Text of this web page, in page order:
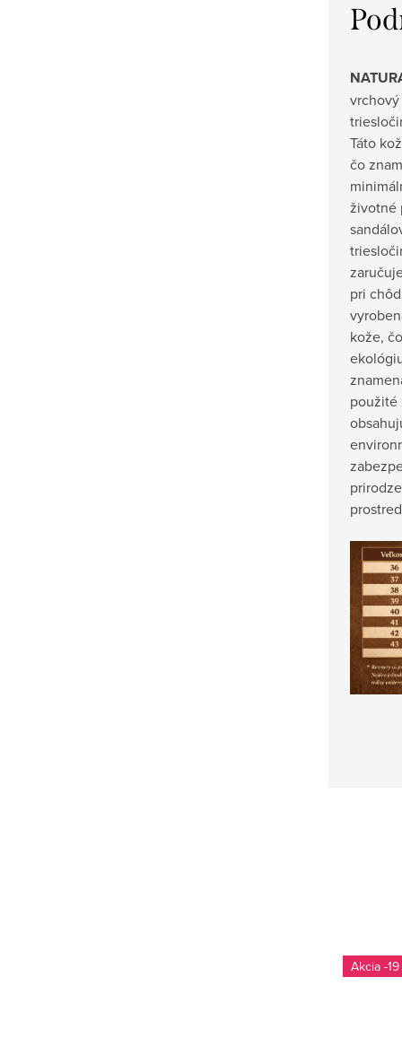
Táto
čo
životné
pri
kože,
použité
-